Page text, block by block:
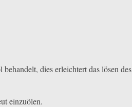
dies erleichtert das lösen des
einzuölen.